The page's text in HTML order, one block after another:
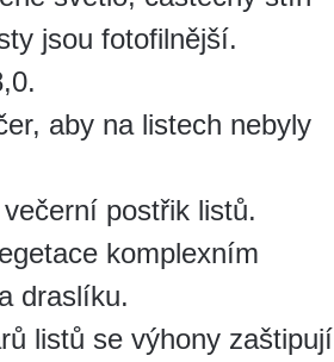
jsou fotofilnější.
aby na listech nebyly
postřik listů.
komplexním
draslíku.
listů se výhony zaštipují